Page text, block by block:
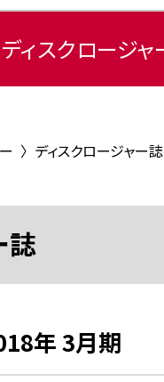
ディスクロージ
〉 ディスクロージャー誌
誌
年 3月期